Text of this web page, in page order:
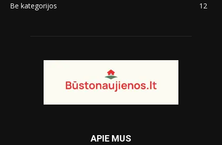
Be kategorijos
12
APIE MUS